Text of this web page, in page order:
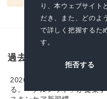
り、本ウェブサイト
だき、また、どのよ
で詳しく把握するた
す。
拒否する
過去に配信したプレス
2026年の“酷暑”から素肌を守
る。「デルメッド」が提案